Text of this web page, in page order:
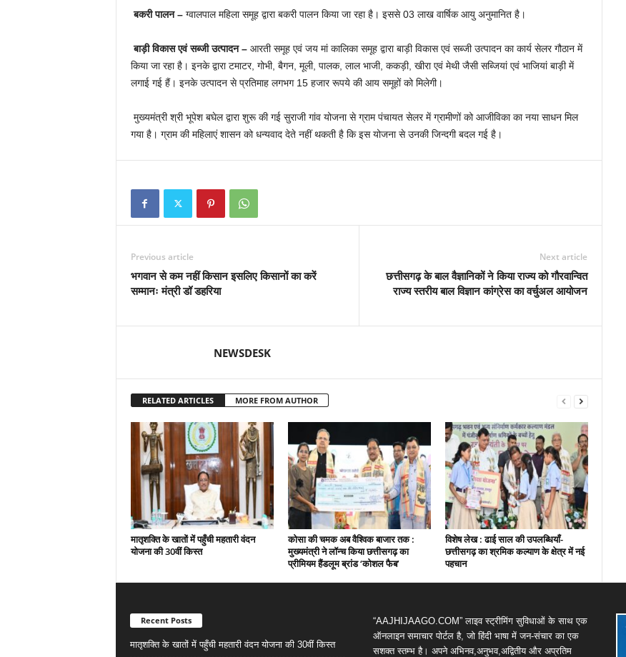
बकरी पालन –ग्वालपाल महिला समूह द्वारा बकरी पालन किया जा रहा है। इससे 03 लाख वार्षिक आयु अनुमानित है।
बाड़ी विकास एवं सब्जी उत्पादन – आरती समूह एवं जय मां कालिका समूह द्वारा बाड़ी विकास एवं सब्जी उत्पादन का कार्य सेलर गौठान में
किया जा रहा है। इनके द्वारा टमाटर, गोभी, बैगन, मूली, पालक, लाल भाजी, ककड़ी, खीरा एवं मेथी जैसी सब्जियां एवं भाजियां बाड़ी में
लगाई गई हैं। इनके उत्पादन से प्रतिमाह लगभग 15 हजार रूपये की आय समूहों को मिलेगी।
मुख्यमंत्री श्री भूपेश बघेल द्वारा शुरू की गई सुराजी गांव योजना से ग्राम पंचायत सेलर में ग्रामीणों को आजीविका का नया साधन मिल
गया है। ग्राम की महिलाएं शासन को धन्यवाद देते नहीं थकती है कि इस योजना से उनकी जिन्दगी बदल गई है।
Previous article
भगवान से कम नहीं किसान इसलिए किसानों का करें
सम्मानः मंत्री डॉ डहरिया
Next article
छत्तीसगढ़ के बाल वैज्ञानिकों ने किया राज्य को गौरवान्वित
राज्य स्तरीय बाल विज्ञान कांग्रेस का वर्चुअल आयोजन
NEWSDESK
RELATED ARTICLES MORE FROM AUTHOR
मातृशक्ति के खातों में पहुँची महतारी वंदन
योजना की 30वीं किस्त
कोसा की चमक अब वैश्विक बाजार तक :
मुख्यमंत्री ने लॉन्च किया छत्तीसगढ़ का
प्रीमियम हैंडलूम ब्रांड ‘कोशल फैब’
विशेष लेख : ढाई साल की उपलब्धियाँ-
छत्तीसगढ़ का श्रमिक कल्याण के क्षेत्र में नई
पहचान
Recent Posts
मातृशक्ति के खातों में पहुँची महतारी वंदन योजना की 30वीं किस्त
“AAJHIJAAGO.COM” लाइव स्ट्रीमिंग सुविधाओं के साथ एक
ऑनलाइन समाचार पोर्टल है, जो हिंदी भाषा में जन-संचार का एक
सशक्त स्तम्भ है। अपने अभिनव,अनुभव,अद्वितीय और अप्रतिम